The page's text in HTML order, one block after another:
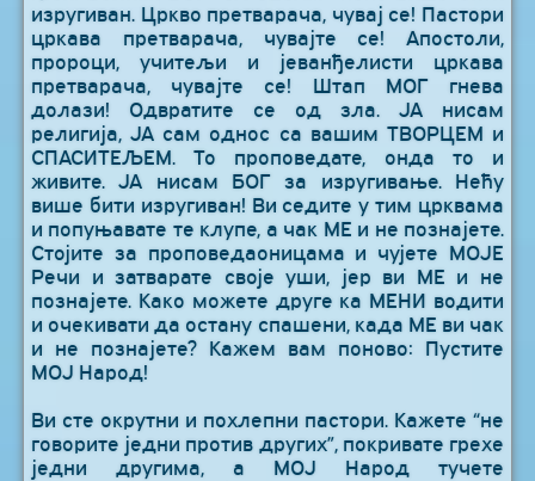
изругиван. Цркво претварача, чувај се! Пастори
цркава претварача, чувајте се! Апостоли,
пророци, учитељи и јеванђелисти цркава
претварача, чувајте се! Штап МОГ гнева
долази! Одвратите се од зла. ЈА нисам
религија, ЈА сам однос са вашим ТВОРЦЕМ и
СПАСИТЕЉЕМ. То проповедате, онда то и
живите. ЈА нисам БОГ за изругивање. Нећу
више бити изругиван! Ви седите у тим црквама
и попуњавате те клупе, а чак МЕ и не познајете.
Стојите за проповедаоницама и чујете МОЈЕ
Речи и затварате своје уши, јер ви МЕ и не
познајете. Како можете друге ка МЕНИ водити
и очекивати да остану спашени, када МЕ ви чак
и не познајете? Кажем вам поново: Пустите
МОЈ Народ!
Ви сте окрутни и похлепни пастори. Кажете “не
говорите једни против других”, покривате грехе
једни другима, а МОЈ Народ тучете